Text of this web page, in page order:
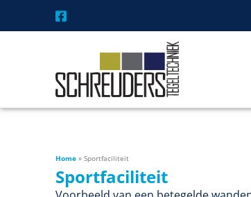
Home » Sportfaciliteit
Sportfaciliteit